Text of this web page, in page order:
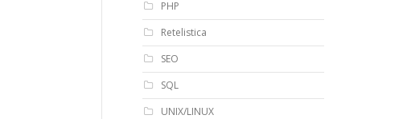
PHP
Retelistica
SEO
SQL
UNIX/LINUX